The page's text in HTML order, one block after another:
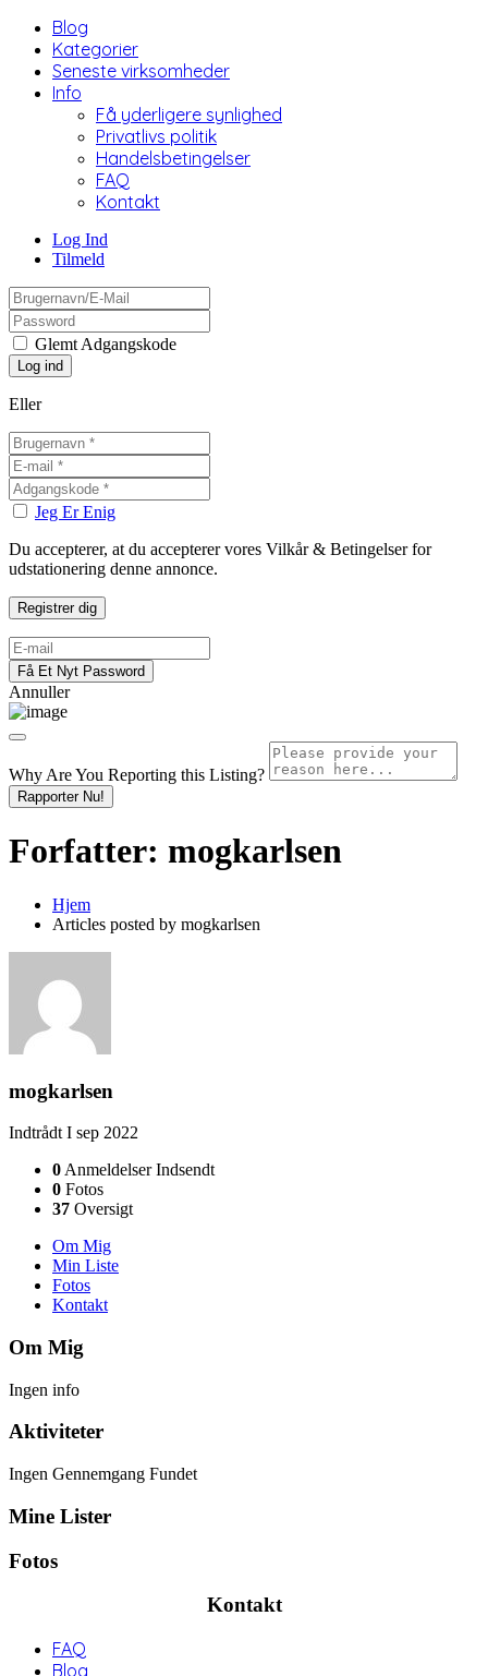
Blog
Kategorier
Seneste virksomheder
Info
Få yderligere synlighed
Privatlivs politik
Handelsbetingelser
FAQ
Kontakt
Log Ind
Tilmeld
Glemt Adgangskode
Eller
Jeg Er Enig
Du accepterer, at du accepterer vores Vilkår & Betingelser for
udstationering denne annonce.
Annuller
Why Are You Reporting this Listing?
Rapporter Nu!
Forfatter: mogkarlsen
Hjem
Articles posted by mogkarlsen
mogkarlsen
Indtrådt I sep 2022
0 Anmeldelser Indsendt
0 Fotos
37 Oversigt
Om Mig
Min Liste
Fotos
Kontakt
Om Mig
Ingen info
Aktiviteter
Ingen Gennemgang Fundet
Mine Lister
Fotos
Kontakt
FAQ
Blog